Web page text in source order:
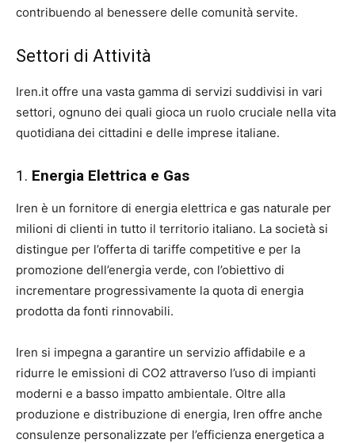
contribuendo al benessere delle comunità servite.
Settori di Attività
Iren.it offre una vasta gamma di servizi suddivisi in vari
settori, ognuno dei quali gioca un ruolo cruciale nella vita
quotidiana dei cittadini e delle imprese italiane.
1. Energia Elettrica e Gas
Iren è un fornitore di energia elettrica e gas naturale per
milioni di clienti in tutto il territorio italiano. La società si
distingue per l’offerta di tariffe competitive e per la
promozione dell’energia verde, con l’obiettivo di
incrementare progressivamente la quota di energia
prodotta da fonti rinnovabili.
Iren si impegna a garantire un servizio affidabile e a
ridurre le emissioni di CO2 attraverso l’uso di impianti
moderni e a basso impatto ambientale. Oltre alla
produzione e distribuzione di energia, Iren offre anche
consulenze personalizzate per l’efficienza energetica a